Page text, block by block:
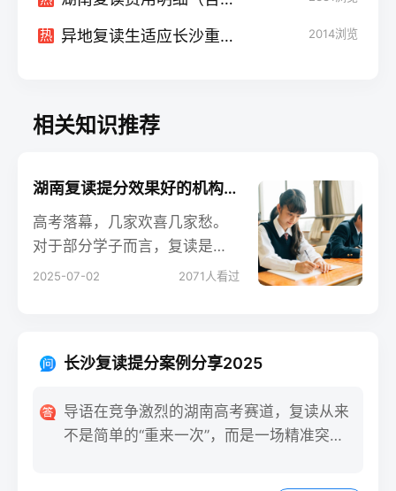
热 异地复读生适应长沙重点校案例 2014浏览
相关知识推荐
湖南复读提分效果好的机构推荐
高考落幕，几家欢喜几家愁。
对于部分学子而言，复读是重
整旗鼓、向理想学府再次发起
成为考生和家长最迫切的疑
2025-07-02 2071人看过
长沙复读提分案例分享2025
导语在竞争激烈的湖南高考赛道，复读从来
不是简单的“重来一次”，而是一场精准突围